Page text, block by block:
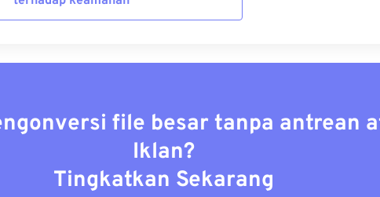
file besar tanpa antrean
Iklan?
Tingkatkan Sekarang